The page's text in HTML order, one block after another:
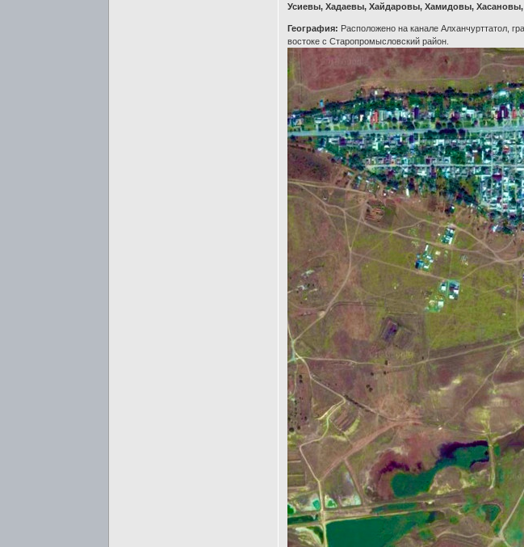
Усиевы, Хадаевы, Хайдаровы, Хамидовы,
География: Расположено на канале Алханчурттатол,
востоке с Старопромысловский район.